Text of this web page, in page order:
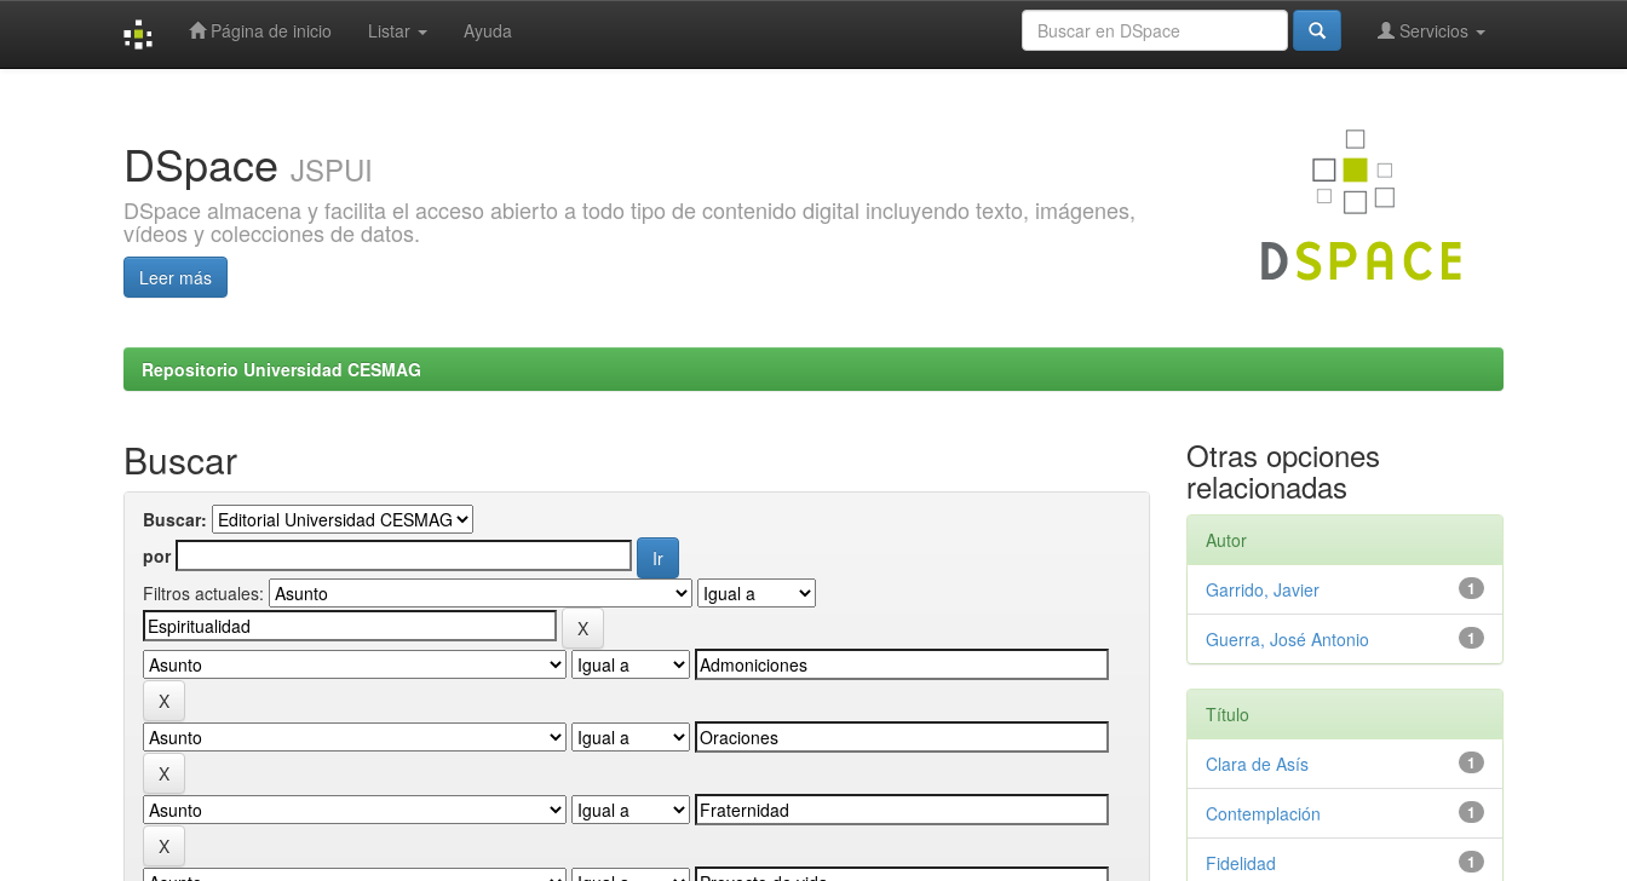
Página de inicio Listar Ayuda Servicios
DSpace JSPUI
DSpace almacena y facilita el acceso abierto a todo tipo de contenido digital incluyendo texto, imágenes,
vídeos y colecciones de datos.
Leer más
Repositorio Universidad CESMAG
Buscar
Buscar:
por
Filtros actuales:
Otras opciones
relacionadas
Autor
1
Garrido, Javier
1
Guerra, José Antonio
Título
1
Clara de Asís
1
Contemplación
1
Fidelidad